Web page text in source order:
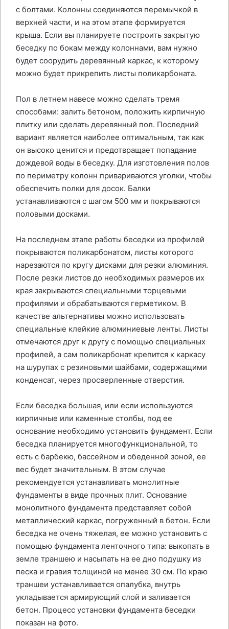
с болтами. Колонны соединяются перемычкой в
верхней части, и на этом этапе формируется
крыша. Если вы планируете построить закрытую
беседку по бокам между колоннами, вам нужно
будет соорудить деревянный каркас, к которому
можно будет прикрепить листы поликарбоната.
Пол в летнем навесе можно сделать тремя
способами: залить бетоном, положить кирпичную
плитку или сделать деревянный пол. Последний
вариант является наиболее оптимальным, так как
он высоко ценится и предотвращает попадание
дождевой воды в беседку. Для изготовления полов
по периметру колонн привариваются уголки, чтобы
обеспечить полки для досок. Балки
устанавливаются с шагом 500 мм и покрываются
половыми досками.
На последнем этапе работы беседки из профилей
покрываются поликарбонатом, листы которого
нарезаются по кругу дисками для резки алюминия.
После резки листов до необходимых размеров их
края закрываются специальными торцевыми
профилями и обрабатываются герметиком. В
качестве альтернативы можно использовать
специальные клейкие алюминиевые ленты. Листы
отмечаются друг к другу с помощью специальных
профилей, а сам поликарбонат крепится к каркасу
на шурупах с резиновыми шайбами, содержащими
конденсат, через просверленные отверстия.
Если беседка большая, или если используются
кирпичные или каменные столбы, под ее
основание необходимо установить фундамент. Если
беседка планируется многофункциональной, то
есть с барбекю, бассейном и обеденной зоной, ее
вес будет значительным. В этом случае
рекомендуется устанавливать монолитные
фундаменты в виде прочных плит. Основание
монолитного фундамента представляет собой
металлический каркас, погруженный в бетон. Если
беседка не очень тяжелая, ее можно установить с
помощью фундамента ленточного типа: выкопать в
земле траншею и насыпать на ее дно подушку из
песка и гравия толщиной не менее 30 см. По краю
траншеи устанавливается опалубка, внутрь
укладывается армирующий слой и заливается
бетон. Процесс установки фундамента беседки
показан на фото.